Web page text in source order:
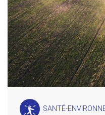
SANTÉ-